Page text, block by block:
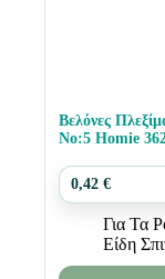
Βελόνες
Νο:5 Homie
0,42 €
Για Τα
Είδη